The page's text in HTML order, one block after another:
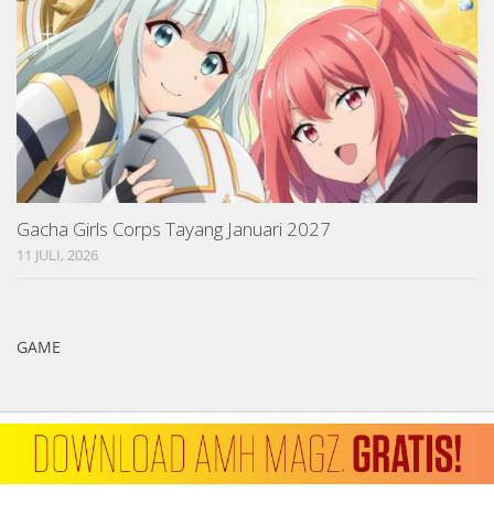
Gacha Girls Corps Tayang Januari 2027
11 JULI, 2026
GAME